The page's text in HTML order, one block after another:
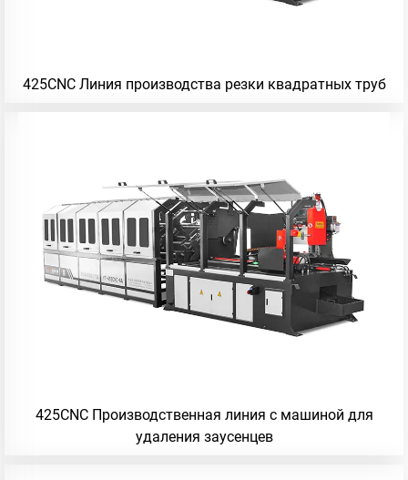
425CNC Линия производства резки квадратных труб
425CNC Производственная линия с машиной для
удаления заусенцев